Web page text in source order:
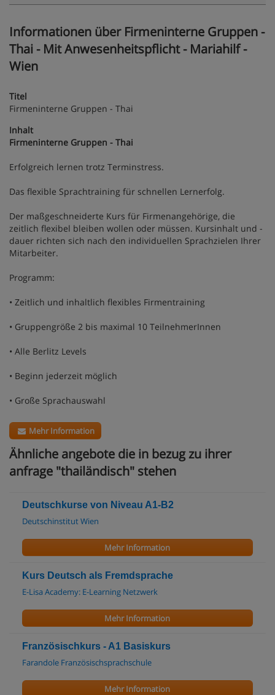
Informationen über Firmeninterne Gruppen -
Thai - Mit Anwesenheitspflicht - Mariahilf -
Wien
Titel
Firmeninterne Gruppen - Thai
Inhalt
Firmeninterne Gruppen - Thai
Erfolgreich lernen trotz Terminstress.
Das flexible Sprachtraining für schnellen Lernerfolg.
Der maßgeschneiderte Kurs für Firmenangehörige, die
zeitlich flexibel bleiben wollen oder müssen. Kursinhalt und -
dauer richten sich nach den individuellen Sprachzielen Ihrer
Mitarbeiter.
Programm:
• Zeitlich und inhaltlich flexibles Firmentraining
• Gruppengröße 2 bis maximal 10 TeilnehmerInnen
• Alle Berlitz Levels
• Beginn jederzeit möglich
• Große Sprachauswahl
Mehr Information
Ähnliche angebote die in bezug zu ihrer
anfrage "thailändisch" stehen
Deutschkurse von Niveau A1-B2
Deutschinstitut Wien
Mehr Information
Kurs Deutsch als Fremdsprache
E-Lisa Academy: E-Learning Netzwerk
Mehr Information
Französischkurs - A1 Basiskurs
Farandole Französischsprachschule
Mehr Information